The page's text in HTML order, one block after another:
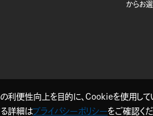
からお選
の利便性向上を目的に、Cookieを使用して
詳細はプライバシーポリシーをご確認くだ